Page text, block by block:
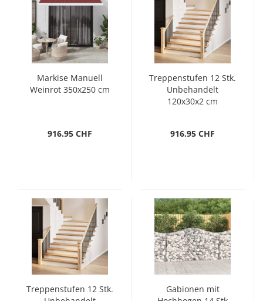
Markise Manuell
Weinrot 350x250 cm
916.95 CHF
Treppenstufen 12 Stk.
Unbehandelt
120x30x2 cm
916.95 CHF
Treppenstufen 12 Stk.
Gabionen mit